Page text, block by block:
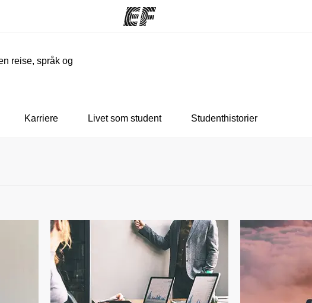
reise, språk og
Karriere Livet som student Studenthistorier